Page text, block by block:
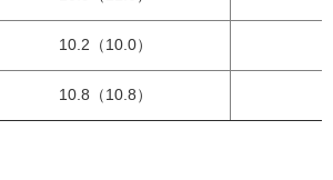
10.2（10.0）
10.8（10.8）